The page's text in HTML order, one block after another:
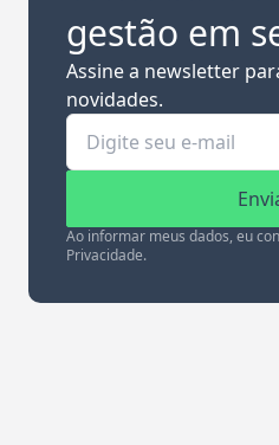
gestão em
Assine a newsletter
novidades.
Ao informar meus dados, eu
Privacidade.